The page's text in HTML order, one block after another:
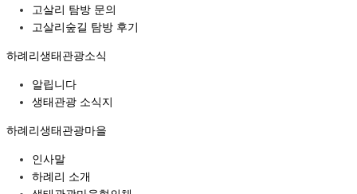
고살리 탐방 문의
고살리숲길 탐방 후기
하례리생태관광소식
알립니다
생태관광 소식지
하례리생태관광마을
인사말
하례리 소개